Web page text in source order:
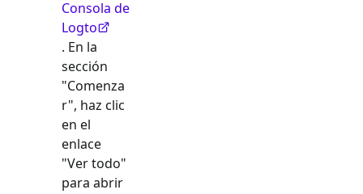
Consola de
Logto
. En la
sección
"Comenza
r", haz clic
en el
enlace
"Ver todo"
para abrir